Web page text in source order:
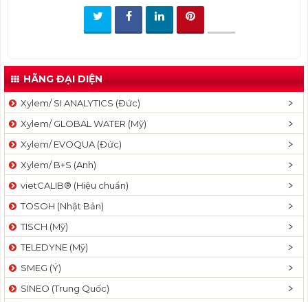
HÃNG ĐẠI DIỆN
Xylem/ SI ANALYTICS (Đức)
Xylem/ GLOBAL WATER (Mỹ)
Xylem/ EVOQUA (Đức)
Xylem/ B+S (Anh)
vietCALIB® (Hiệu chuẩn)
TOSOH (Nhật Bản)
TISCH (Mỹ)
TELEDYNE (Mỹ)
SMEG (Ý)
SINEO (Trung Quốc)